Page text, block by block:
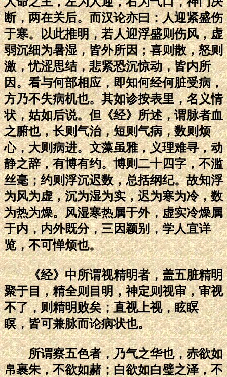
断，两在关后。而汉论亦曰：人迎紧盛伤
于寒。以此推明，若人迎浮盛则伤风，虚
弱沉细为暑湿，皆外所因；喜则散，怒则
激，忧涩思结，悲紧恐沉惊动，皆内所
因。看与何部相应，即知何经何脏受病，
方乃不失病机也。其如诊按表里，名义情
状，姑如后说。但《经》所述，谓脉者血
之腑也，长则气治，短则气病，数则烦
心，大则病进。文藻虽雅，义理难寻，动
静之辞，有博有约。博则二十四字，不滥
丝毫；约则浮沉迟数，总括纲纪。故知浮
为风为虚，沉为湿为实，迟为寒为冷，数
为热为燥。风湿寒热属于外，虚实冷燥属
于内，内外既分，三因颖别，学人宜详
览，不可惮烦也。
《经》中所谓视精明者，盖五脏精明
聚于目，精全则目明，神定则视审，审视
不了，则精明败矣；直视上视，眩瞑
瞑，皆可兼脉而论病状也。
所谓察五色者，乃气之华也，赤欲如
帛裹朱，不欲如赭；白欲如白璧之泽，不